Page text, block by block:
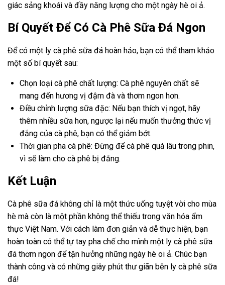
giác sảng khoái và đầy năng lượng cho một ngày hè oi ả.
Bí Quyết Để Có Cà Phê Sữa Đá Ngon
Để có một ly cà phê sữa đá hoàn hảo, bạn có thể tham khảo
một số bí quyết sau:
Chọn loại cà phê chất lượng: Cà phê nguyên chất sẽ
mang đến hương vị đậm đà và thơm ngon hơn.
Điều chỉnh lượng sữa đặc: Nếu bạn thích vị ngọt, hãy
thêm nhiều sữa hơn, ngược lại nếu muốn thưởng thức vị
đắng của cà phê, bạn có thể giảm bớt.
Thời gian pha cà phê: Đừng để cà phê quá lâu trong phin,
vì sẽ làm cho cà phê bị đắng.
Kết Luận
Cà phê sữa đá không chỉ là một thức uống tuyệt vời cho mùa
hè mà còn là một phần không thể thiếu trong văn hóa ẩm
thực Việt Nam. Với cách làm đơn giản và dễ thực hiện, bạn
hoàn toàn có thể tự tay pha chế cho mình một ly cà phê sữa
đá thơm ngon để tận hưởng những ngày hè oi ả. Chúc bạn
thành công và có những giây phút thư giãn bên ly cà phê sữa
đá!